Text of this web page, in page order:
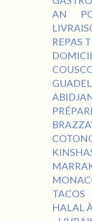
AN
REPAS
TACOS
HALAL